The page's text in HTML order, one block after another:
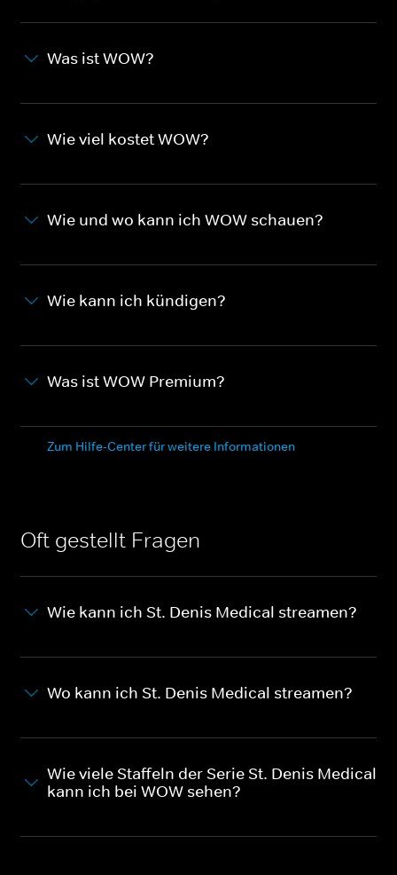
Was ist WOW?
Wie viel kostet WOW?
Wie und wo kann ich WOW schauen?
Wie kann ich kündigen?
Was ist WOW Premium?
Zum Hilfe-Center für weitere Informationen
Oft gestellt Fragen
Wie kann ich St. Denis Medical streamen?
Wo kann ich St. Denis Medical streamen?
Wie viele Staffeln der Serie St. Denis Medical
kann ich bei WOW sehen?